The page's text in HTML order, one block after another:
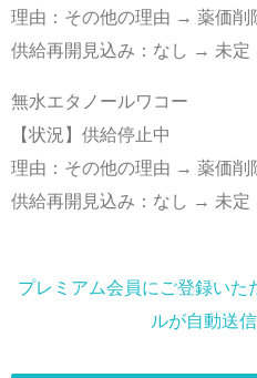
理由：その他の理由 → 薬価削
供給再開見込み：なし → 未定
無水エタノールワコー
【状況】供給停止中
理由：その他の理由 → 薬価削
供給再開見込み：なし → 未定
プレミアム会員にご登録いた
ルが自動送